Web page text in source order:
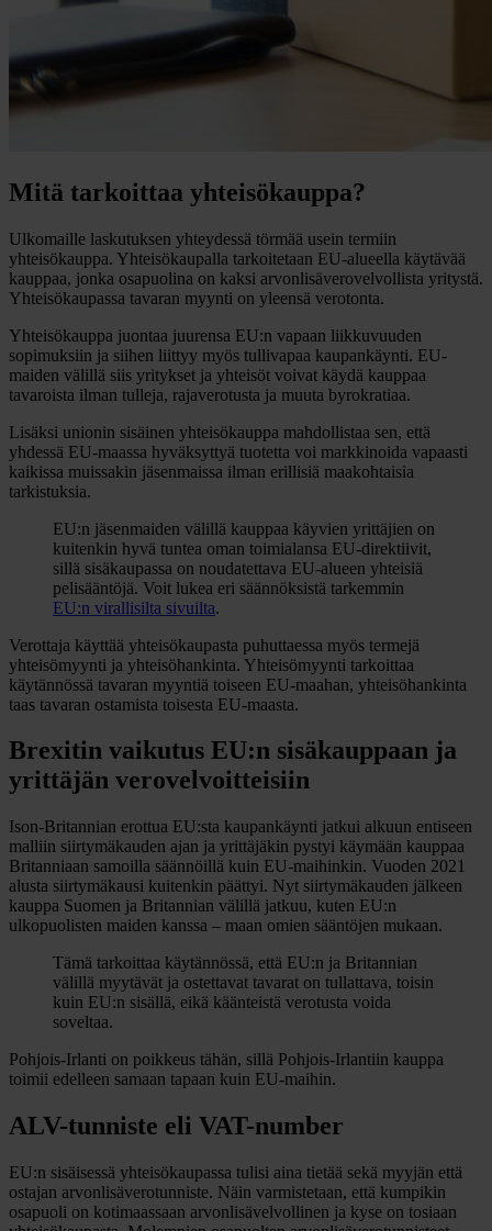
Mitä tarkoittaa yhteisökauppa?
Ulkomaille laskutuksen yhteydessä törmää usein termiin
yhteisökauppa. Yhteisökaupalla tarkoitetaan EU-alueella käytävää
kauppaa, jonka osapuolina on kaksi arvonlisäverovelvollista yritystä.
Yhteisökaupassa tavaran myynti on yleensä verotonta.
Yhteisökauppa juontaa juurensa EU:n vapaan liikkuvuuden
sopimuksiin ja siihen liittyy myös tullivapaa kaupankäynti. EU-
maiden välillä siis yritykset ja yhteisöt voivat käydä kauppaa
tavaroista ilman tulleja, rajaverotusta ja muuta byrokratiaa.
Lisäksi unionin sisäinen yhteisökauppa mahdollistaa sen, että
yhdessä EU-maassa hyväksyttyä tuotetta voi markkinoida vapaasti
kaikissa muissakin jäsenmaissa ilman erillisiä maakohtaisia
tarkistuksia.
EU:n jäsenmaiden välillä kauppaa käyvien yrittäjien on
kuitenkin hyvä tuntea oman toimialansa EU-direktiivit,
sillä sisäkaupassa on noudatettava EU-alueen yhteisiä
pelisääntöjä. Voit lukea eri säännöksistä tarkemmin
EU:n virallisilta sivuilta.
Verottaja käyttää yhteisökaupasta puhuttaessa myös termejä
yhteisömyynti ja yhteisöhankinta. Yhteisömyynti tarkoittaa
käytännössä tavaran myyntiä toiseen EU-maahan, yhteisöhankinta
taas tavaran ostamista toisesta EU-maasta.
Brexitin vaikutus EU:n sisäkauppaan ja
yrittäjän verovelvoitteisiin
Ison-Britannian erottua EU:sta kaupankäynti jatkui alkuun entiseen
malliin siirtymäkauden ajan ja yrittäjäkin pystyi käymään kauppaa
Britanniaan samoilla säännöillä kuin EU-maihinkin. Vuoden 2021
alusta siirtymäkausi kuitenkin päättyi. Nyt siirtymäkauden jälkeen
kauppa Suomen ja Britannian välillä jatkuu, kuten EU:n
ulkopuolisten maiden kanssa – maan omien sääntöjen mukaan.
Tämä tarkoittaa käytännössä, että EU:n ja Britannian
välillä myytävät ja ostettavat tavarat on tullattava, toisin
kuin EU:n sisällä, eikä käänteistä verotusta voida
soveltaa.
Pohjois-Irlanti on poikkeus tähän, sillä Pohjois-Irlantiin kauppa
toimii edelleen samaan tapaan kuin EU-maihin.
ALV-tunniste eli VAT-number
EU:n sisäisessä yhteisökaupassa tulisi aina tietää sekä myyjän että
ostajan arvonlisäverotunniste. Näin varmistetaan, että kumpikin
osapuoli on kotimaassaan arvonlisävelvollinen ja kyse on tosiaan